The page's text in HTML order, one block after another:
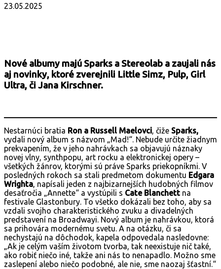
23.05.2025
Nové albumy majú Sparks a Stereolab a zaujali nás
aj novinky, ktoré zverejnili Little Simz, Pulp, Girl
Ultra, či Jana Kirschner.
Nestarnúci bratia Ron a Russell Maelovci, čiže Sparks,
vydali nový album s názvom „Mad!“. Nebude určite žiadnym
prekvapením, že v jeho nahrávkach sa objavujú náznaky
novej vlny, synthpopu, art rocku a elektronickej opery –
všetkých žánrov, ktorými sú práve Sparks priekopníkmi. V
posledných rokoch sa stali predmetom dokumentu Edgara
Wrighta, napísali jeden z najbizarnejších hudobných filmov
desaťročia „Annette“ a vystúpili s Cate Blanchett na
festivale Glastonbury. To všetko dokázali bez toho, aby sa
vzdali svojho charakteristického zvuku a divadelných
predstavení na Broadwayi. Nový album je nahrávkou, ktorá
sa prihovára modernému svetu. A na otázku, či sa
nechystajú na dôchodok, kapela odpovedala nasledovne:
„Ak je celým vaším životom tvorba, tak neexistuje nič také,
ako robiť niečo iné, takže ani nás to nenapadlo. Možno sme
zaslepení alebo niečo podobné, ale nie, sme naozaj šťastní.“